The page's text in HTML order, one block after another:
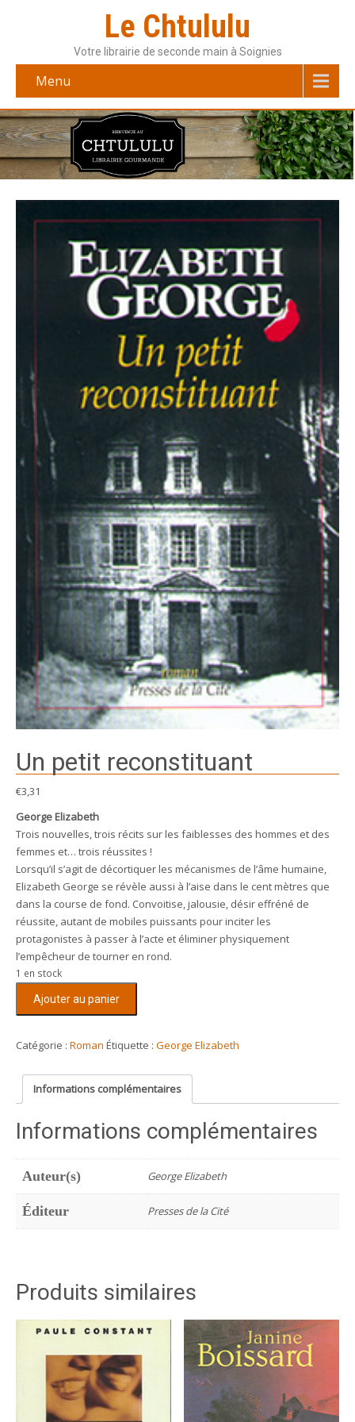
Le Chtululu
Votre librairie de seconde main à Soignies
Menu
Un petit reconstituant
€3,31
George Elizabeth
Trois nouvelles, trois récits sur les faiblesses des hommes et des
femmes et… trois réussites !
Lorsqu’il s’agit de décortiquer les mécanismes de l’âme humaine,
Elizabeth George se révèle aussi à l’aise dans le cent mètres que
dans la course de fond. Convoitise, jalousie, désir effréné de
réussite, autant de mobiles puissants pour inciter les
protagonistes à passer à l’acte et éliminer physiquement
l’empêcheur de tourner en rond.
1 en stock
petit
Ajouter au panier
Catégorie : Roman Étiquette : George Elizabeth
Informations complémentaires
Informations complémentaires
Auteur(s) George Elizabeth
Éditeur Presses de la Cité
Produits similaires